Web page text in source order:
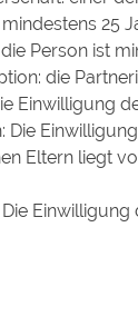
25
Person ist
die
Einwilligung
Die
Eltern liegt